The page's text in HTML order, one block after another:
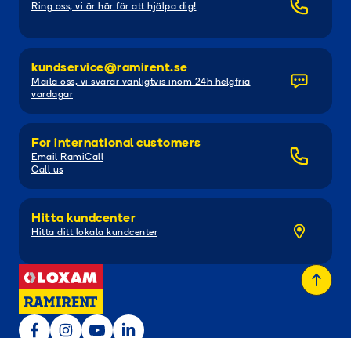
Ring oss, vi är här för att hjälpa dig!
kundservice@ramirent.se
Maila oss, vi svarar vanligtvis inom 24h helgfria
vardagar
For international customers
Email RamiCall
Call us
Hitta kundcenter
Hitta ditt lokala kundcenter